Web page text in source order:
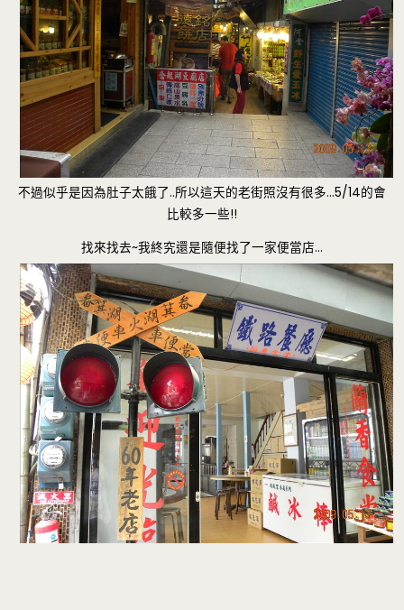
不過似乎是因為肚子太餓了..所以這天的老街照沒有很多…5/14的會
比較多一些!!
找來找去~我終究還是隨便找了一家便當店…